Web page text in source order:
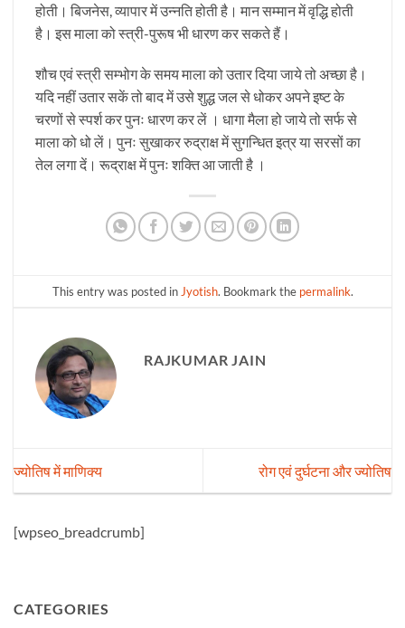
होती। बिजनेस, व्यापार में उन्नति होती है। मान सम्मान में वृद्धि होती
है। इस माला को स्त्री-पुरूष भी धारण कर सकते हैं।
शौच एवं स्त्री सम्भोग के समय माला को उतार दिया जाये तो अच्छा है।
यदि नहीं उतार सकें तो बाद में उसे शुद्ध जल से धोकर अपने इष्ट के
चरणों से स्पर्श कर पुनः धारण कर लें । धागा मैला हो जाये तो सर्फ से
माला को धो लें। पुनः सुखाकर रुद्राक्ष में सुगन्धित इत्र या सरसों का
तेल लगा दें। रूद्राक्ष में पुनः शक्ति आ जाती है ।
This entry was posted in Jyotish. Bookmark the permalink.
RAJKUMAR JAIN
ज्योतिष में माणिक्य रोग एवं दुर्घटना और ज्योतिष
[wpseo_breadcrumb]
CATEGORIES